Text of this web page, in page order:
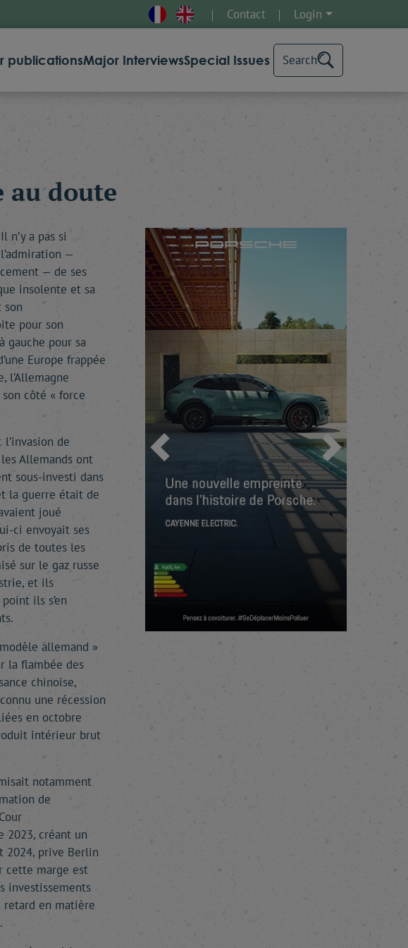
Contact Login
publicationsMajor InterviewsSpecial Issues Search
au doute
n’y a pas si
—
— de ses
insolente et sa
pour son
gauche pour sa
Europe frappée
l’Allemagne
côté « force
de
Allemands ont
sous-investi dans
la guerre était de
joué
ci envoyait ses
de toutes les
sur le gaz russe
et ils
ils s’en
allemand »
la flambée des
chinoise,
une récession
en octobre
intérieur brut
notamment
de
2023, créant un
2024, prive Berlin
cette marge est
investissements
retard en matière
Previous Next